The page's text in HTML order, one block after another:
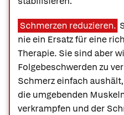
Schmerzen reduzieren.
nie ein Ersatz für eine
Therapie. Sie sind aber
Folgebeschwerden zu
Schmerz einfach
die umgebenden
verkrampfen und der